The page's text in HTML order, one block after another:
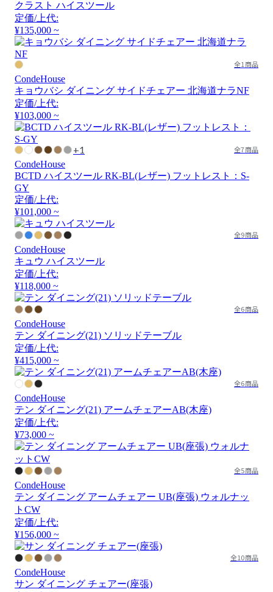
クラスト ハイスツール
定価/上代:
¥135,000 ~
全1商品
CondeHouse
キョウバシ ダイニング サイドチェアー 北海道ナラNF
定価/上代:
¥103,000 ~
+1 全7商品
CondeHouse
BCTD ハイスツール RK-BL(レザー) フットレスト：S-
GY
定価/上代:
¥101,000 ~
全9商品
CondeHouse
キュウ ハイスツール
定価/上代:
¥118,000 ~
全6商品
CondeHouse
テン ダイニング(21) ソリッドテーブル
定価/上代:
¥415,000 ~
全6商品
CondeHouse
テン ダイニング(21) アームチェアーAB(木座)
定価/上代:
¥73,000 ~
全5商品
CondeHouse
テン ダイニング アームチェアー UB(座張) ウォルナッ
トCW
定価/上代:
¥156,000 ~
全10商品
CondeHouse
サン ダイニング チェアー(座張)